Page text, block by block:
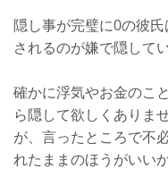
彼女に無駄に心配され
プライベートが欲しい
バレないと思ったから
嘘をつかれやすい女性の特
隠し事が完璧に0の彼
されるのが嫌で隠して
確かに浮気やお金のこ
ら隠して欲しくありま
が、言ったところで不
れたままのほうがいい